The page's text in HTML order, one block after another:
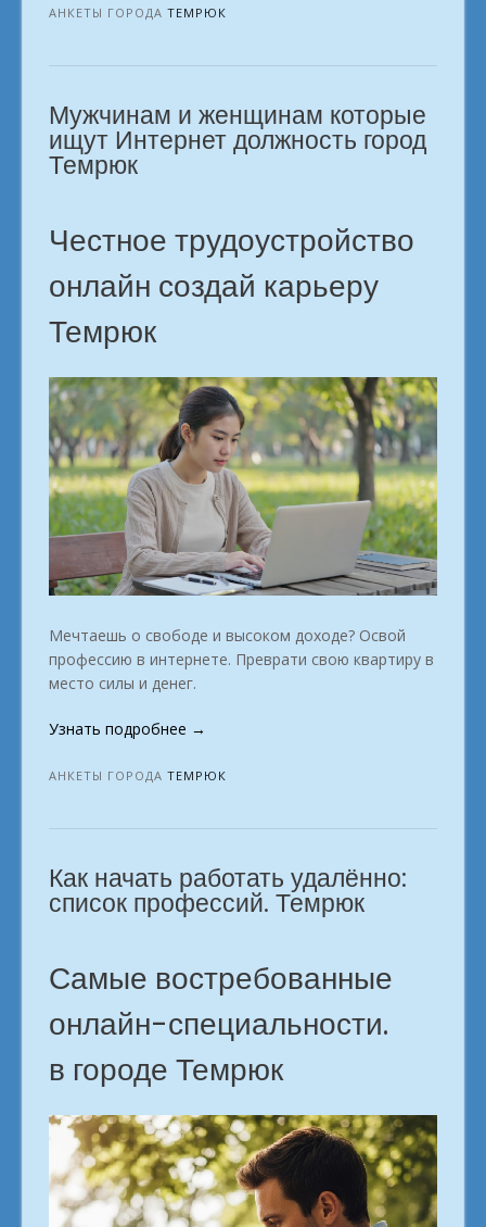
не
к
онлайн
заработку.
АНКЕТЫ ГОРОДА ТЕМРЮК
Мужчинам и женщинам которые
ищут Интернет должность город
Темрюк
Честное трудоустройство
онлайн создай карьеру
Темрюк
Мечтаешь о свободе и высоком доходе? Освой
профессию в интернете. Преврати свою квартиру в
место силы и денег.
Узнать подробнее «Мужчинам
женщинам
ищут
должность
город
→
АНКЕТЫ ГОРОДА ТЕМРЮК
Как начать работать удалённо:
список профессий. Темрюк
Самые востребованные
онлайн-специальности.
в городе Темрюк